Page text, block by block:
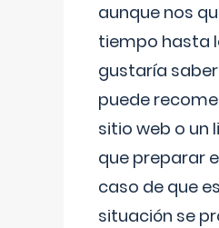
aunque nos
tiempo hasta
gustaría
puede
sitio web o un
que preparar
caso de que
situación se